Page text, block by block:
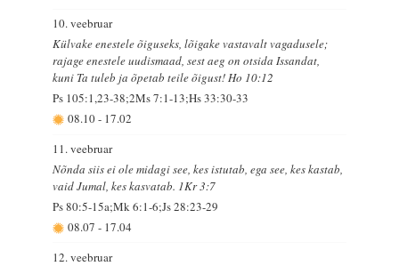
10. veebruar
Külvake enestele õiguseks, lõigake vastavalt vagadusele;
rajage enestele uudismaad, sest aeg on otsida Issandat,
kuni Ta tuleb ja õpetab teile õigust! Ho 10:12
Ps 105:1,23-38;2Ms 7:1-13;Hs 33:30-33
08.10- 17.02
11. veebruar
Nõnda siis ei ole midagi see, kes istutab, ega see, kes kastab,
vaid Jumal, kes kasvatab. 1Kr 3:7
Ps 80:5-15a;Mk 6:1-6;Js 28:23-29
08.07- 17.04
12. veebruar